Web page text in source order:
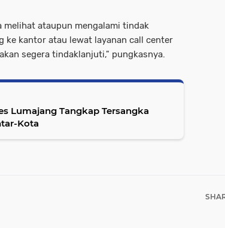
melihat ataupun mengalami tindak
ke kantor atau lewat layanan call center
segera tindaklanjuti," pungkasnya.
Lumajang Tangkap Tersangka
Kota